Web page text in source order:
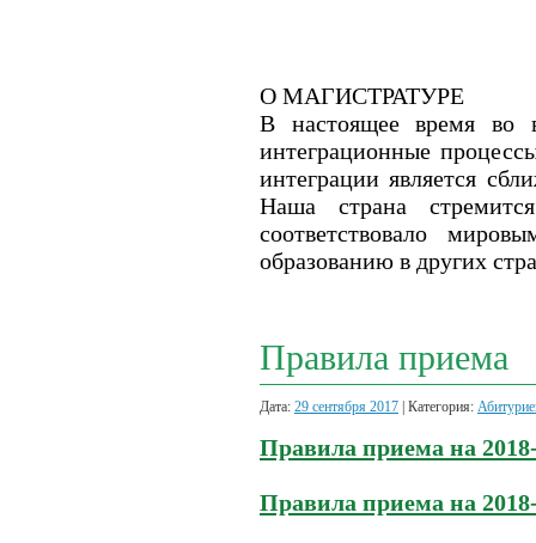
О МАГИСТРАТУРЕ
В настоящее время во
интеграционные
интеграции является
Наша страна
соответствовало
образованию в других
Правила приема
Дата: 29 сентября 2017 | Категория:
Правила приема на
Правила приема на